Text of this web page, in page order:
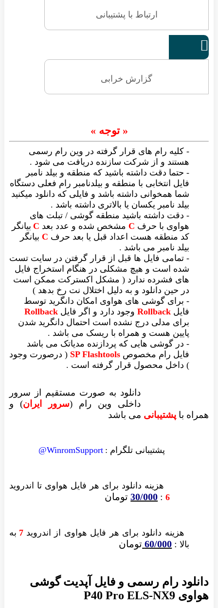
ارتباط با پشتیبانی

گزارش خرابی
« توجه »
- کلیه رام های قرار گرفته در وین رام رسمی
هستند و از شرکت سازنده دریافت می شود .
- حتما دقت داشته باشید که منطقه و بیلد نامبر
فایل انتخابی با منطقه و بیلدنامبر رام فعلی دستگاه
شما همخوانی داشته باشد و فایلی که دانلود میکنید
بیلد نامبر یکسان یا بالاتری داشته باشد .
- دقت داشته باشید منطقه گوشی / تبلت های
هواوی با حرف C مشخص شده و عدد بعد C بیانگر
کد منطقه هست اعداد قبل یا بعد حرف Cبیانگر
بیلد نامبر می باشد .
- تمامی فایل ها قبل از قرار گرفتن در سایت تست
شده است و هیچ مشکلی در هنگام استخراج فایل
های فشرده ندارد ( مشکل اکسترکت ممکن است
در حین دانلود و به دلیل اختلال نت رخ بدهد )
- برای گوشی های هواوی امکان دانگرید توسط
فایل Rollbackوجود دارد و اگر فایل Rollback
برای مدلی درج نشده است احتمال دانگرید شدن
پایین هست و همراه با ریسک می باشد .
- در گوشی هایی که پردازنده مدیاتک می باشد
فایل رام مخصوص SP Flashtools ( درصورت وجود
) داخل محصول قرار گرفته است .
دانلود به صورت مستقیم از سرور
داخلی وین رام (سرور ایران) و
همراه با پشتیبانی می باشد
پشتیبانی تلگرام : WinromSupport@
هزینه دانلود برای هر فایل هواوی تا اندروید
6
:
30/000تومان
هزینه دانلود برای هر فایل هواوی از اندروید7 به
بالا :
60/000 تومان
دانلود رام رسمی و فایل آپدیت گوشی
هواوی P40 Pro ELS-NX9